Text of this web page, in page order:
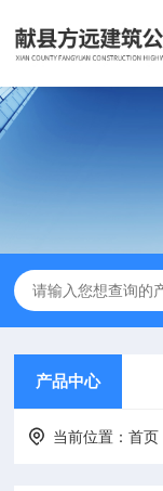
产品中心
当前位置：首页